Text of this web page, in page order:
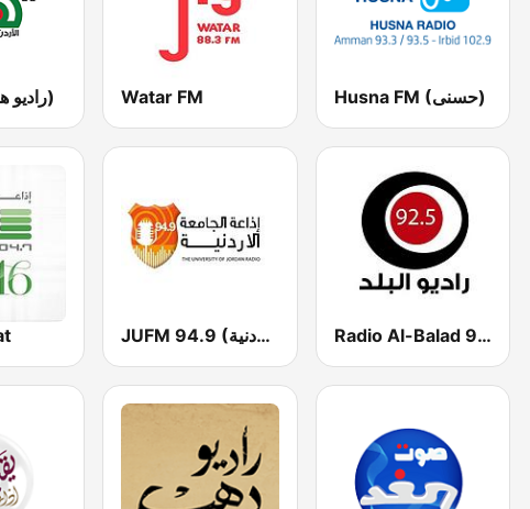
Hala FM (راديو هلا) Watar FM Husna FM (حسنى)
JUFM 94.9 (إذاعة الجامعة الأردنية) Radio Al-Balad 92.5 (راديو البلد)